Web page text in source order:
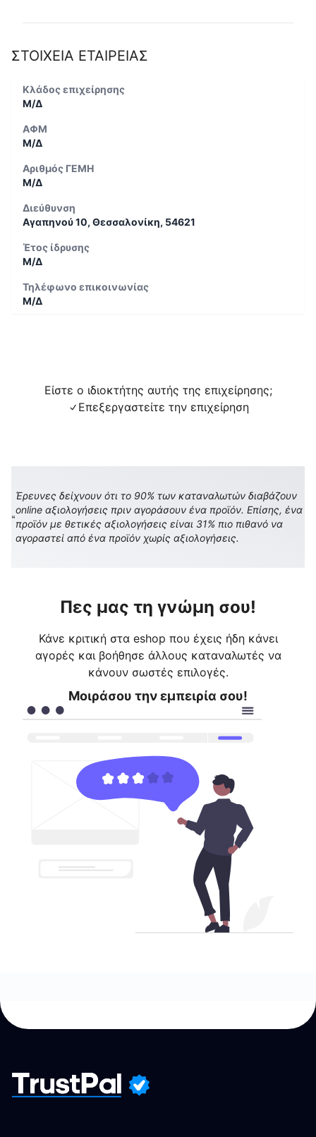
ΣΤΟΙΧΕΙΑ ΕΤΑΙΡΕΙΑΣ
Κλάδος επιχείρησης
Μ/Δ
ΑΦΜ
Μ/Δ
Αριθμός ΓΕΜΗ
Μ/Δ
Διεύθυνση
Αγαπηνού 10, Θεσσαλονίκη, 54621
Έτος ίδρυσης
Μ/Δ
Τηλέφωνο επικοινωνίας
Μ/Δ
Είστε ο ιδιοκτήτης αυτής της επιχείρησης;
Επεξεργαστείτε την επιχείρηση
Έρευνες δείχνουν ότι το 90% των καταναλωτών διαβάζουν
online αξιολογήσεις πριν αγοράσουν ένα προϊόν. Επίσης, ένα
προϊόν με θετικές αξιολογήσεις είναι 31% πιο πιθανό να
αγοραστεί από ένα προϊόν χωρίς αξιολογήσεις.
Πες μας τη γνώμη σου!
Κάνε κριτική στα eshop που έχεις ήδη κάνει
αγορές και βοήθησε άλλους καταναλωτές να
κάνουν σωστές επιλογές.
Μοιράσου την εμπειρία σου!